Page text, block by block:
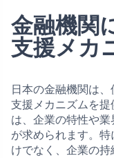
金融機関
支援メカ
日本の金融機関は
支援メカニズムを
は、企業の特性や
が求められます。
けでなく、企業の